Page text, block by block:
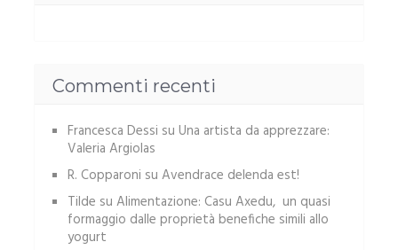
Commenti recenti
Francesca Dessi su Una artista da apprezzare:
Valeria Argiolas
R. Copparoni su Avendrace delenda est!
Tilde su Alimentazione: Casu Axedu, un quasi
formaggio dalle proprietà benefiche simili allo
yogurt